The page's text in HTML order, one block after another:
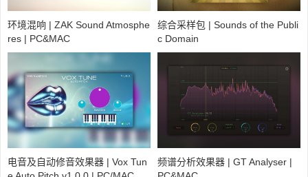
环境混响 | ZAK Sound Atmosphe
res | PC&MAC
综合采样包 | Sounds of the Publi
c Domain
电音及自动修音效果器 | Vox Tun
频谱分析效果器 | GT Analyser |